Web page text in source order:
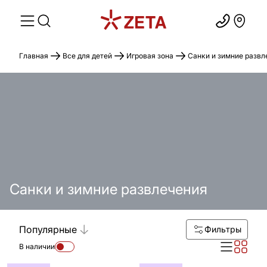
Главная Все для детей Игровая зона Санки и зимние
Санки и зимние развлечения
Популярные Фильтры
В наличии